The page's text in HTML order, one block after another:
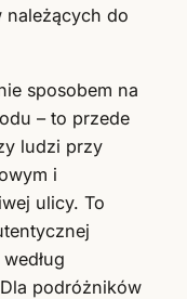
do
sposobem na
– to przede
ludzi przy
i
ulicy. To
podróżników